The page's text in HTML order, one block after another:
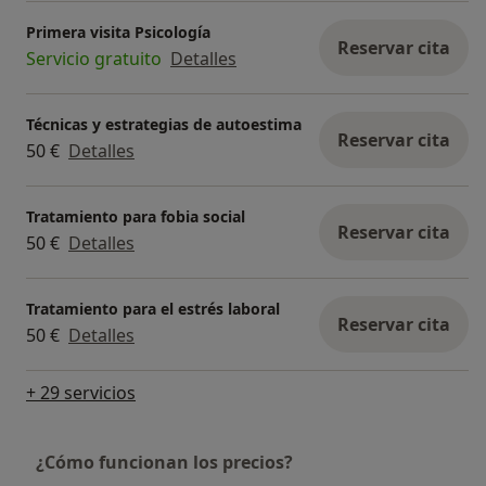
habilites un espacio tranquilo en tu domicilio,
donde podamos trabajar sin interrupciones. Este
ambiente debe ser adecuado para la
lo sería una consulta presencial.
Primera visita Psicología
Servicio gratuito Detalles Reservar cita
Técnicas y estrategias de autoestima
50 € Detalles Reservar cita
Tratamiento para fobia social
50 € Detalles Reservar cita
Tratamiento para el estrés laboral
50 € Detalles Reservar cita
+ 29 servicios
¿Cómo funcionan los precios?